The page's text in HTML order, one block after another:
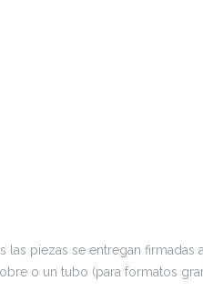
piezas se entregan firmadas
o un tubo (para formatos